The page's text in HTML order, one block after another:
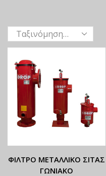
ΦΙΛΤΡΟ ΜΕΤΑΛΛΙΚΟ ΣΙΤΑΣ
ΓΩΝΙΑΚΟ